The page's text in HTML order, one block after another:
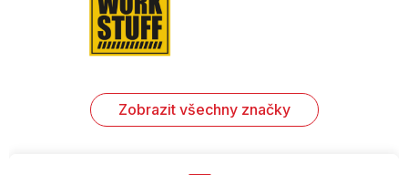
Zobrazit všechny značky